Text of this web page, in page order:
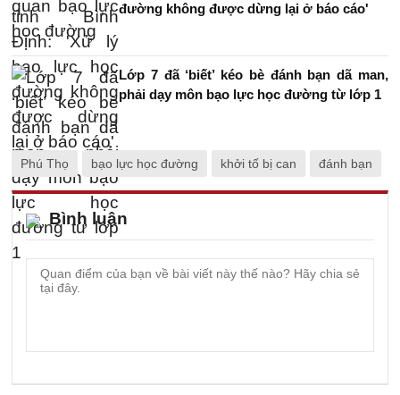
đường không được dừng lại ở báo cáo'
Lớp 7 đã ‘biết’ kéo bè đánh bạn dã man,
phải dạy môn bạo lực học đường từ lớp 1
Phú Thọ bạo lực học đường khởi tố bị can đánh bạn
Bình luận